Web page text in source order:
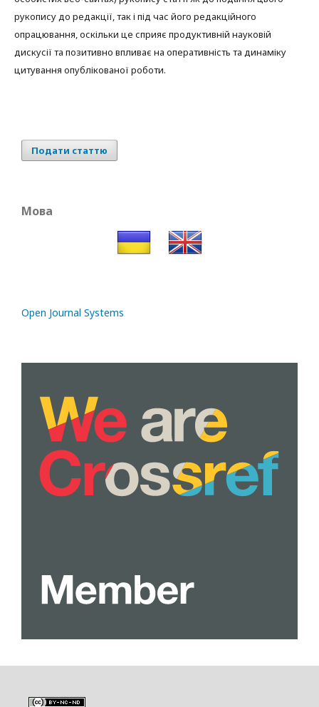
рукопису до редакції, так і під час його редакційного
опрацювання, оскільки це сприяє продуктивній науковій
дискусії та позитивно впливає на оперативність та динаміку
цитування опублікованої роботи.
Подати статтю
Мова
Open Journal Systems